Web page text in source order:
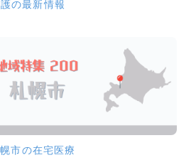
の最新情報
市の在宅医療